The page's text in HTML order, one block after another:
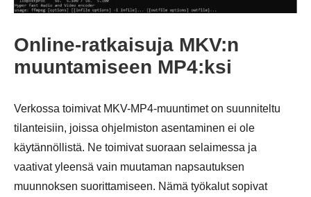
Online-ratkaisuja MKV:n
muuntamiseen MP4:ksi
Verkossa toimivat MKV-MP4-muuntimet on suunniteltu
tilanteisiin, joissa ohjelmiston asentaminen ei ole
käytännöllistä. Ne toimivat suoraan selaimessa ja
vaativat yleensä vain muutaman napsautuksen
muunnoksen suorittamiseen. Nämä työkalut sopivat